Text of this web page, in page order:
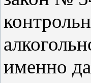
именно